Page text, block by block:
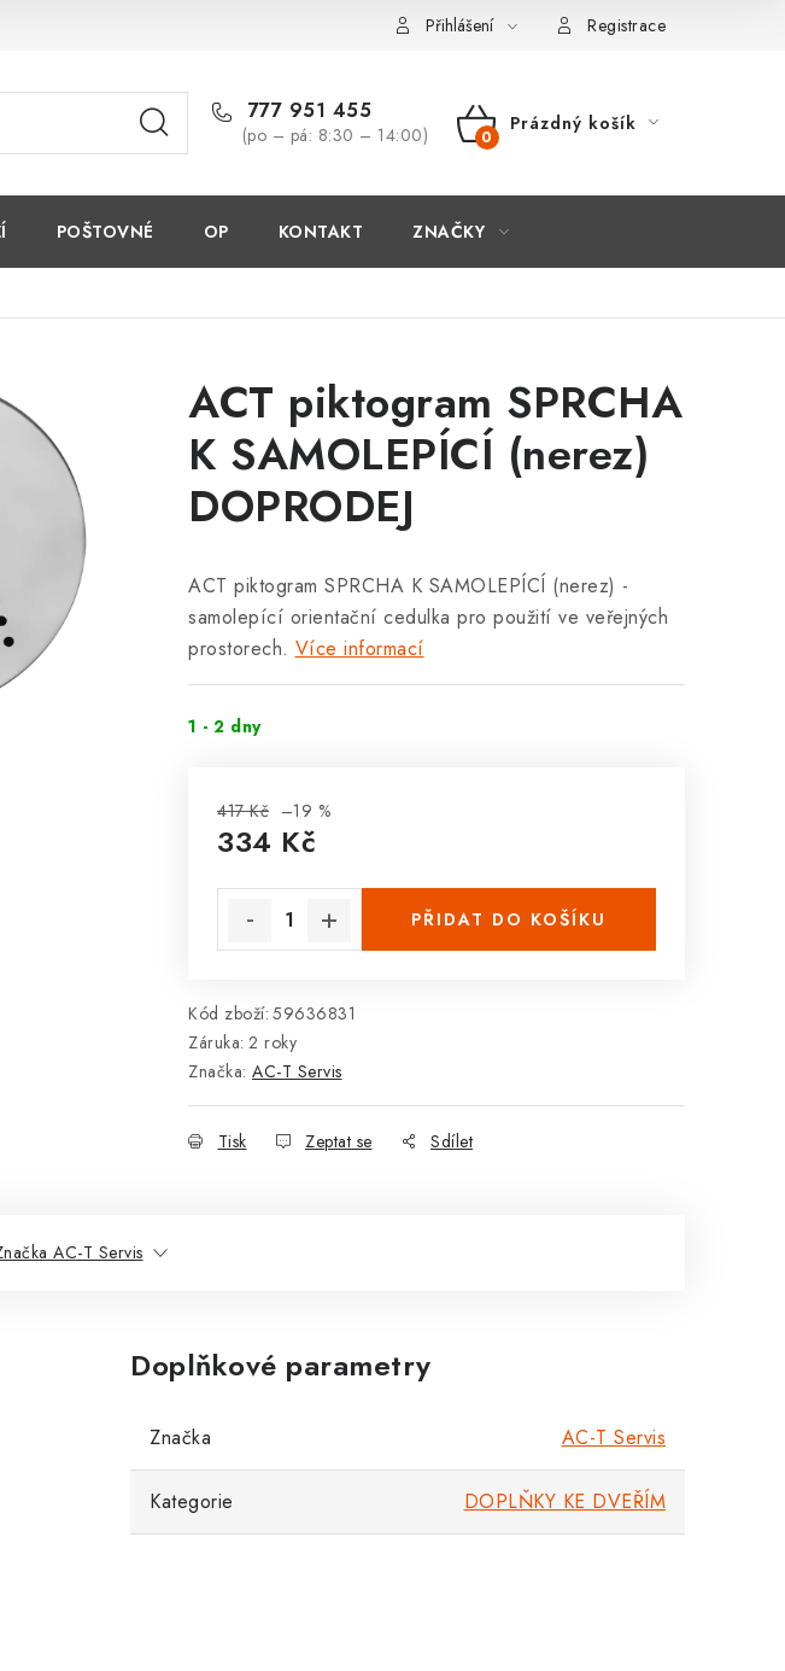
Přihlášení Registrace
777 951 455
(po – pá: 8:30 – 14:00)
NÁKUPNÍ
Prázdný košík
POŠTOVNÉ OP KONTAKT ZNAČKY
ACT piktogram SPRCHA
K SAMOLEPÍCÍ (nerez)
DOPRODEJ
ACT piktogram SPRCHA K SAMOLEPÍCÍ (nerez) -
samolepící orientační cedulka pro použití ve veřejných
prostorech. Více informací
1 - 2 dny
417 Kč –19 %
334 Kč
PŘIDAT DO KOŠÍKU
Kód zboží: 59636831
Záruka: 2 roky
Značka: AC-T Servis
Tisk Zeptat se Sdílet
AC-T Servis
Doplňkové parametry
Značka AC-T Servis
Kategorie DOPLŇKY KE DVEŘÍM